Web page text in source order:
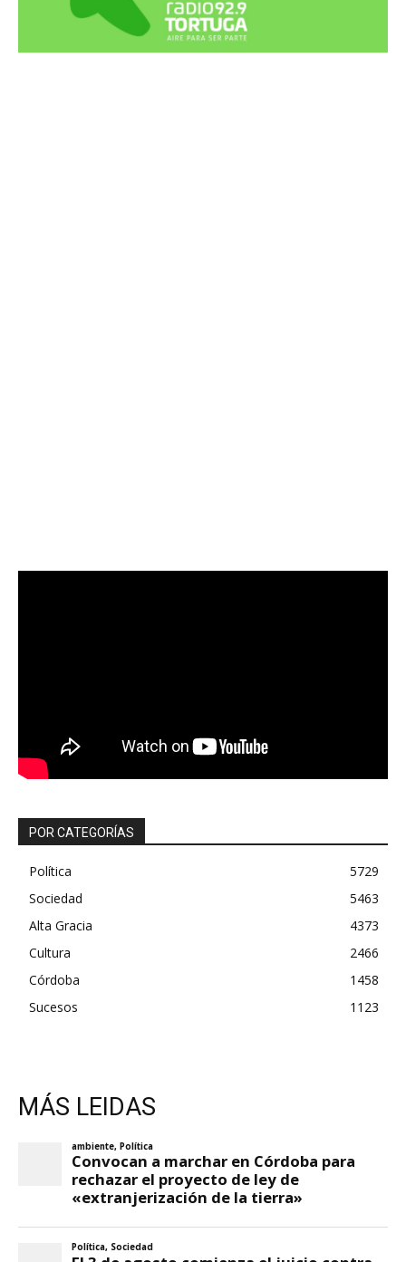
POR CATEGORÍAS
Política
5729
Sociedad
5463
Alta Gracia
4373
Cultura
2466
Córdoba
1458
Sucesos
1123
MÁS LEIDAS